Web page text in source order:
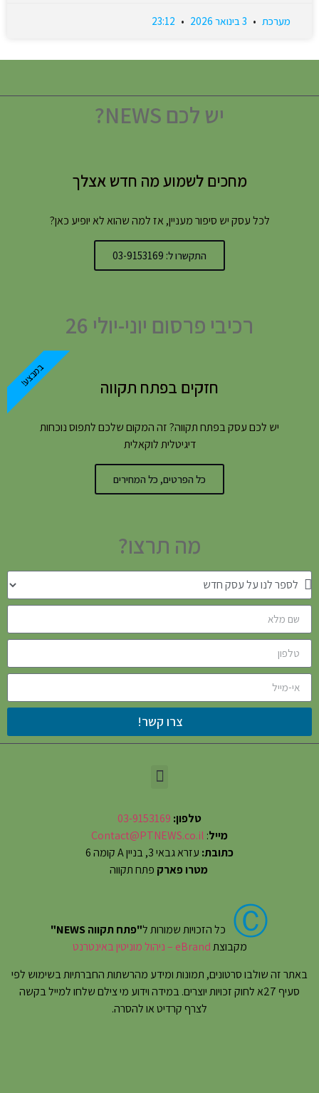
מערכת
יש לכם NEWS?
מחכים לשמוע מה חדש אצלך
לכל עסק יש סיפור מעניין, אז למה שהוא לא יופיע כאן?
התקשרו ל: 03-9153169
רכיבי פרסום יוני-יולי 26
חזקים בפתח תקווה
יש לכם עסק בפתח תקווה? זה המקום שלכם לתפוס נוכחות
דיגיטלית לוקאלית
כל הפרטים, כל המחירים
במבצע!
מה תרצו?
צרו קשר!
טלפון: 03-9153169
מייל:
Contact@PTNEWS.co.il
כתובת: עזרא גבאי 3, בניין A קומה 6
מטרו פארק פתח תקווה
Ⓒ כל הזכויות שמורות ל"פתח תקווה NEWS"
מקבוצתeBrand – ניהול מוניטין באינטרנט
באתר זה שולבו סרטונים, תמונות ומידע מהרשתות החברתיות בשימוש לפי
סעיף 27א לחוק זכויות יוצרים. במידה וידוע מי צילם שלחו למייל בקשה
לצרף קרדיט או להסרה.